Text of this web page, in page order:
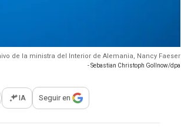
de la ministra del Interior de Alemania, Nancy Faeser
- Sebastian Christoph Gollnow/dpa
opciones para compartir
IA Seguir en